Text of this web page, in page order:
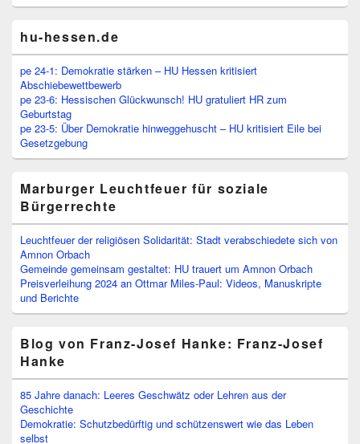
hu-hessen.de
pe 24-1: Demokratie stärken – HU Hessen kritisiert
Abschiebewettbewerb
pe 23-6: Hessischen Glückwunsch! HU gratuliert HR zum
Geburtstag
pe 23-5: Über Demokratie hinweggehuscht – HU kritisiert Eile bei
Gesetzgebung
Marburger Leuchtfeuer für soziale
Bürgerrechte
Leuchtfeuer der religiösen Solidarität: Stadt verabschiedete sich von
Amnon Orbach
Gemeinde gemeinsam gestaltet: HU trauert um Amnon Orbach
Preisverleihung 2024 an Ottmar Miles-Paul: Videos, Manuskripte
und Berichte
Blog von Franz-Josef Hanke: Franz-Josef
Hanke
85 Jahre danach: Leeres Geschwätz oder Lehren aus der
Geschichte
Demokratie: Schutzbedürftig und schützenswert wie das Leben
selbst